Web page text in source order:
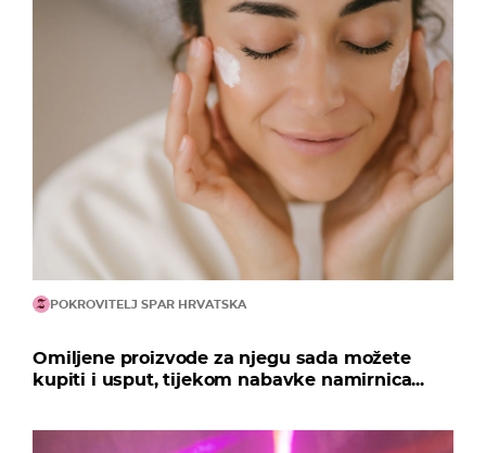
POKROVITELJ SPAR HRVATSKA
Omiljene proizvode za njegu sada možete
kupiti i usput, tijekom nabavke namirnica...